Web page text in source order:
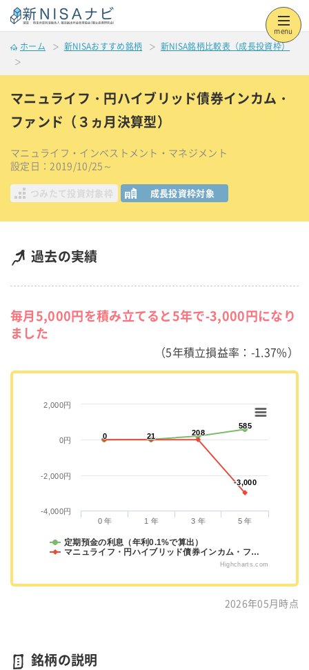
menu
ホーム 新NISAおすすめ銘柄 新NISA銘柄比較表（成長投資枠）
マニュライフ・円ハイブリッド債券インカム・
ファンド（３ヵ月決算型）
マニュライフ・インベストメント・マネジメント
設定日：2019/10/25～
つみたて投資対象枠 成長投資枠対象
過去の実績
毎月5,000円を積み立てると5年で-3,000円になり
ました
（5年積立損益率：-1.37%）
0
0 21
21 208
208
585
585
-3,000
-3,000
定期預金の利息（年利0.1%で算出）
マニュライフ・円ハイブリッド債券インカム・フ…
0 年 1 年 3 年 5 年
-4,000円
-2,000円
0円
2,000円
Highcharts.com
2026年05月時点
銘柄の説明